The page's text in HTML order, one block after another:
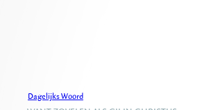
Dagelijks Woord